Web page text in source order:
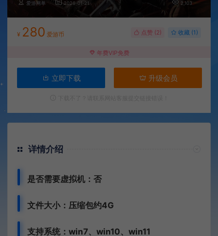
爱游网单 2026-01-21 2,103
¥ 280 爱游币 点赞 (2) 收藏 (1)
年费VIP免费
立即下载 升级会员
详情介绍
是否需要虚拟机：否
文件大小：压缩包约4G
支持系统：win7、win10、win11